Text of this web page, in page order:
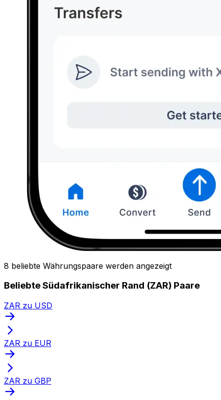
8 beliebte Währungspaare werden angezeigt
Beliebte Südafrikanischer Rand (ZAR) Paare
ZAR zu USD
ZAR zu EUR
ZAR zu GBP